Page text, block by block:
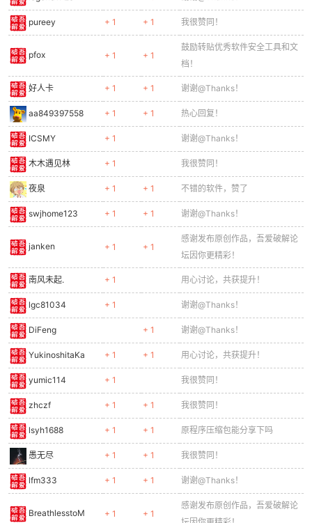
pureey + 1 + 1 我很赞同！
pfox + 1 + 1
鼓励转贴优秀软件安全工具和文
档！
好人卡 + 1 + 1 谢谢@Thanks！
aa849397558 + 1 + 1 热心回复！
ICSMY + 1 谢谢@Thanks！
木木遇见林 + 1 我很赞同！
夜泉 + 1 + 1 不错的软件，赞了
swjhome123 + 1 + 1 谢谢@Thanks！
janken + 1 + 1
感谢发布原创作品，吾爱破解论
坛因你更精彩！
南风未起. + 1 用心讨论，共获提升！
lgc81034 + 1 谢谢@Thanks！
DiFeng + 1 谢谢@Thanks！
YukinoshitaKa + 1 + 1 用心讨论，共获提升！
yumic114 + 1 我很赞同！
zhczf + 1 + 1 我很赞同！
lsyh1688 + 1 + 1 原程序压缩包能分享下吗
愚无尽 + 1 + 1 我很赞同！
lfm333 + 1 + 1 谢谢@Thanks！
BreathlesstoM + 1 + 1
感谢发布原创作品，吾爱破解论